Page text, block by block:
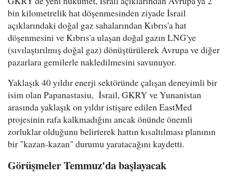
bin kilometrelik hat döşenmesinden ziyade İsrail
açıklarındaki doğal gaz sahalarından Kıbrıs'a hat
döşenmesini ve Kıbrıs'a ulaşan doğal gazın LNG'ye
(sıvılaştırılmış doğal gaz) dönüştürülerek Avrupa ve diğer
pazarlara gemilerle nakledilmesini savunuyor.
Yaklaşık 40 yıldır enerji sektöründe çalışan deneyimli bir
isim olan Papanastasiu, İsrail, GKRY ve Yunanistan
arasında yaklaşık on yıldır istişare edilen EastMed
projesinin rafa kalkmadığını ancak önünde önemli
zorluklar olduğunu belirterek hattın kısaltılması planının
bir "kazan-kazan" durumu yaratacağını kaydetti.
Görüşmeler Temmuz'da başlayacak